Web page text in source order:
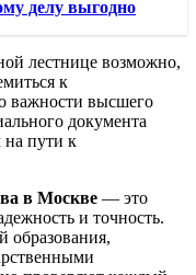
делу выгодно
лестнице возможно,
к
важности высшего
документа
на пути к
в Москве — это
и точность.
образования,